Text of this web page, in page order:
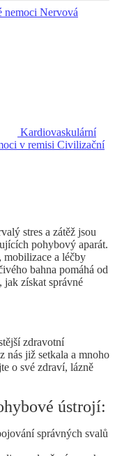
nemoci Nervová
Kardiovaskulární
v remisi Civilizační
stres a zátěž jsou
pohybový aparát.
mobilizace a léčby
bahna pomáhá od
jak získat správné
zdravotní
nás již setkala a mnoho
o své zdraví, lázně
ústrojí:
správných svalů